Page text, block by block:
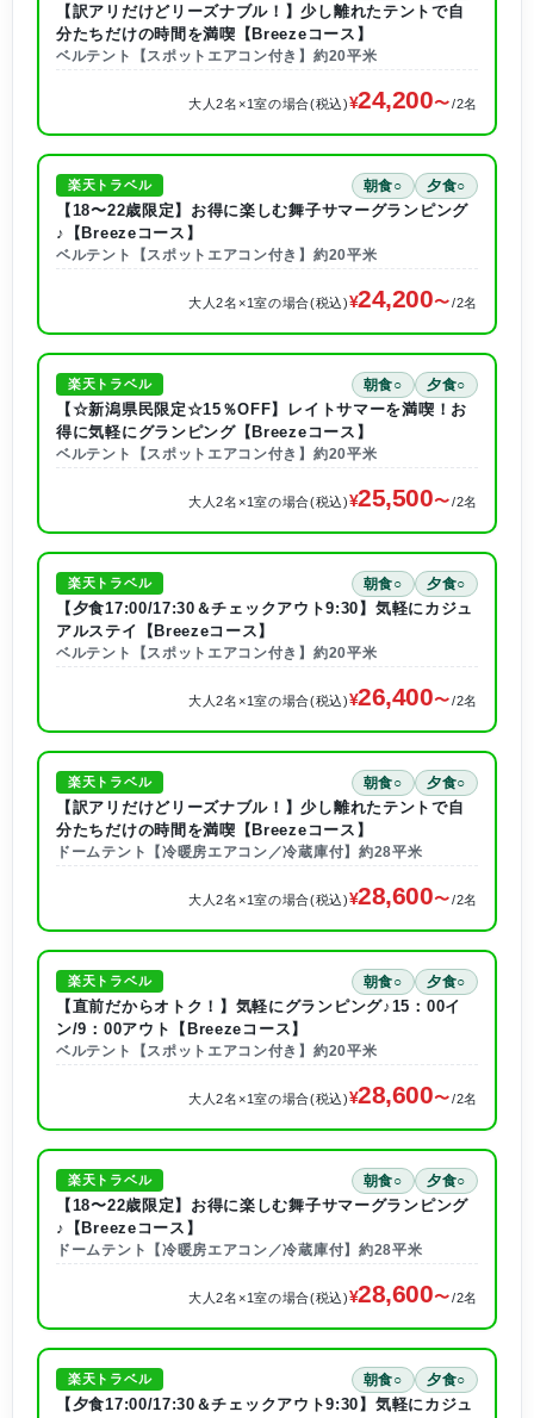
【訳アリだけどリーズナブル！】少し離れたテントで自
分たちだけの時間を満喫【Breezeコース】
ベルテント【スポットエアコン付き】約20平米
大人2名×1室の場合(税込) 24,200 /2名
楽天トラベル 朝食○ 夕食○
【18〜22歳限定】お得に楽しむ舞子サマーグランピング
♪【Breezeコース】
ベルテント【スポットエアコン付き】約20平米
大人2名×1室の場合(税込) 24,200 /2名
楽天トラベル 朝食○ 夕食○
【☆新潟県民限定☆15％OFF】レイトサマーを満喫！お
得に気軽にグランピング【Breezeコース】
ベルテント【スポットエアコン付き】約20平米
大人2名×1室の場合(税込) 25,500 /2名
楽天トラベル 朝食○ 夕食○
【夕食17:00/17:30＆チェックアウト9:30】気軽にカジュ
アルステイ【Breezeコース】
ベルテント【スポットエアコン付き】約20平米
大人2名×1室の場合(税込) 26,400 /2名
楽天トラベル 朝食○ 夕食○
【訳アリだけどリーズナブル！】少し離れたテントで自
分たちだけの時間を満喫【Breezeコース】
ドームテント【冷暖房エアコン／冷蔵庫付】約28平米
大人2名×1室の場合(税込) 28,600 /2名
楽天トラベル 朝食○ 夕食○
【直前だからオトク！】気軽にグランピング♪15：00イ
ン/9：00アウト【Breezeコース】
ベルテント【スポットエアコン付き】約20平米
大人2名×1室の場合(税込) 28,600 /2名
楽天トラベル 朝食○ 夕食○
【18〜22歳限定】お得に楽しむ舞子サマーグランピング
♪【Breezeコース】
ドームテント【冷暖房エアコン／冷蔵庫付】約28平米
大人2名×1室の場合(税込) 28,600 /2名
楽天トラベル 朝食○ 夕食○
【夕食17:00/17:30＆チェックアウト9:30】気軽にカジュ